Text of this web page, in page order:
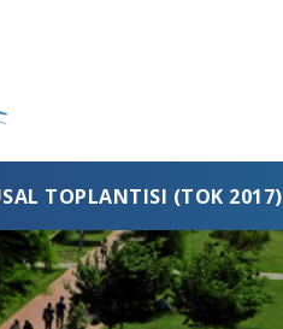
TOPLANTISI (TOK 2017)